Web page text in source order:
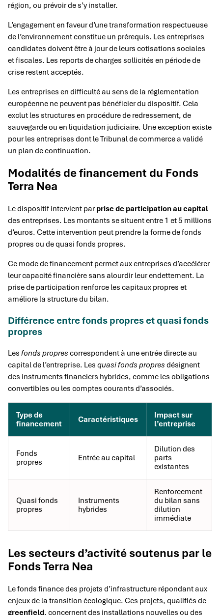
région, ou prévoir de s’y installer.
L’engagement en faveur d’une transformation respectueuse
de l’environnement constitue un prérequis. Les entreprises
candidates doivent être à jour de leurs cotisations sociales
et fiscales. Les reports de charges sollicités en période de
crise restent acceptés.
Les entreprises en difficulté au sens de la réglementation
européenne ne peuvent pas bénéficier du dispositif. Cela
exclut les structures en procédure de redressement, de
sauvegarde ou en liquidation judiciaire. Une exception existe
pour les entreprises dont le Tribunal de commerce a validé
un plan de continuation.
Modalités de financement du Fonds
Terra Nea
Le dispositif intervient par prise de participation au capital
des entreprises. Les montants se situent entre 1 et 5 millions
d’euros. Cette intervention peut prendre la forme de fonds
propres ou de quasi fonds propres.
Ce mode de financement permet aux entreprises d’accélérer
leur capacité financière sans alourdir leur endettement. La
prise de participation renforce les capitaux propres et
améliore la structure du bilan.
Différence entre fonds propres et quasi fonds
propres
Les fonds propres correspondent à une entrée directe au
capital de l’entreprise. Les quasi fonds propres désignent
des instruments financiers hybrides, comme les obligations
convertibles ou les comptes courants d’associés.
Type de
financement
Caractéristiques
Impact sur
l’entreprise
Fonds
propres
Entrée au capital
Dilution des
parts
existantes
Quasi fonds
propres
Instruments
hybrides
Renforcement
du bilan sans
dilution
immédiate
Les secteurs d’activité soutenus par le
Fonds Terra Nea
Le fonds finance des projets d’infrastructure répondant aux
enjeux de la transition écologique. Ces projets, qualifiés de
greenfield, concernent des installations nouvelles ou des